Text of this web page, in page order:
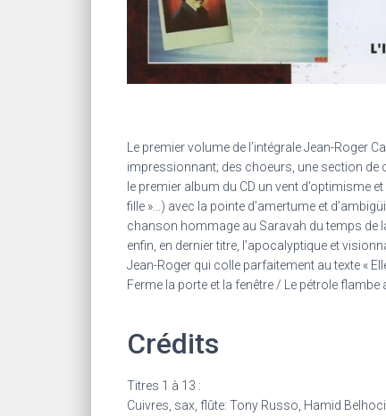
Le premier volume de l’intégrale Jean-Roger
impressionnant; des choeurs, une section de
le premier album du CD un vent d’optimisme
fille »…) avec la pointe d’amertume et
chanson hommage au Saravah du temps de
enfin, en dernier titre, l’apocalyptique et
Jean-Roger qui colle parfaitement au texte «
Ferme la porte et la fenêtre / Le pétrole
Crédits
Titres 1 à 13 :
Cuivres, sax, flûte: Tony Russo, Hamid